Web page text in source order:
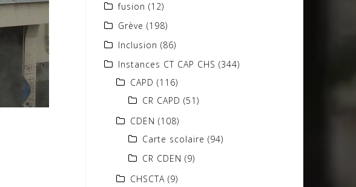
fusion (12)
Grève (198)
Inclusion (86)
Instances CT CAP CHS (344)
CAPD (116)
CR CAPD (51)
CDEN (108)
Carte scolaire (94)
CR CDEN (9)
CHSCTA (9)